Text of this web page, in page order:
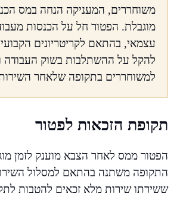
משוחררים, המעניקה הנחה במס
מוגבלת. הפטור חל על הכנסות
עצמאי, בהתאם לקריטריונים
להקל על ההשתלבות בשוק העבודה
למשוחררים בתקופה שלאחר
תקופת הזכאות לפטור
הפטור ממס לאחר הצבא מוענק לזמן
התקופה משתנה בהתאם למסלול
ששירתו שירות מלא זכאים להטבות